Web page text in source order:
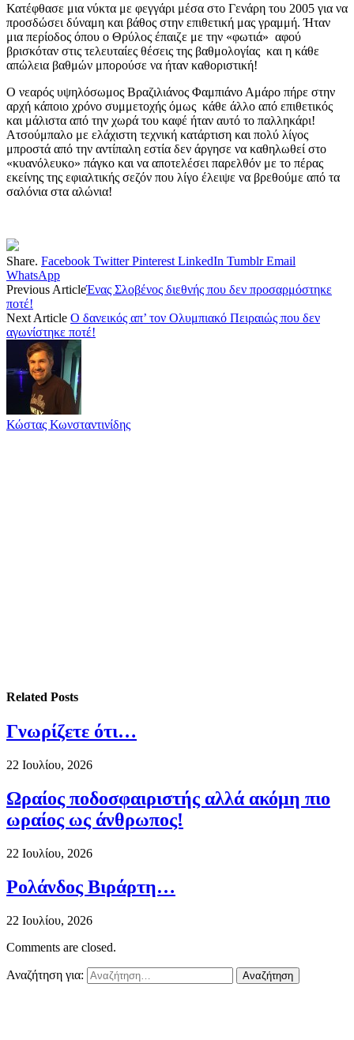
Κατέφθασε μια νύκτα με φεγγάρι μέσα στο Γενάρη του 2005 για να
προσδώσει δύναμη και βάθος στην επιθετική μας γραμμή. Ήταν
μια περίοδος όπου ο Θρύλος έπαιζε με την «φωτιά» αφού
βρισκόταν στις τελευταίες θέσεις της βαθμολογίας και η κάθε
απώλεια βαθμών μπορούσε να ήταν καθοριστική!
Ο νεαρός υψηλόσωμος Βραζιλιάνος Φαμπιάνο Αμάρο πήρε στην
αρχή κάποιο χρόνο συμμετοχής όμως κάθε άλλο από επιθετικός
και μάλιστα από την χωρά του καφέ ήταν αυτό το παλληκάρι!
Ατσούμπαλο με ελάχιστη τεχνική κατάρτιση και πολύ λίγος
μπροστά από την αντίπαλη εστία δεν άργησε να καθηλωθεί στο
«κυανόλευκο» πάγκο και να αποτελέσει παρελθόν με το πέρας
εκείνης της εφιαλτικής σεζόν που λίγο έλειψε να βρεθούμε από τα
σαλόνια στα αλώνια!
Share. Facebook Twitter Pinterest LinkedIn Tumblr Email
WhatsApp
Previous ArticleΈνας Σλοβένος διεθνής που δεν προσαρμόστηκε
ποτέ!
Next Article O δανεικός απ’ τον Ολυμπιακό Πειραιώς που δεν
αγωνίστηκε ποτέ!
Κώστας Κωνσταντινίδης
Related Posts
Γνωρίζετε ότι…
22 Ιουλίου, 2026
Ωραίος ποδοσφαιριστής αλλά ακόμη πιο
ωραίος ως άνθρωπος!
22 Ιουλίου, 2026
Ρολάνδος Βιράρτη…
22 Ιουλίου, 2026
Comments are closed.
Αναζήτηση για: